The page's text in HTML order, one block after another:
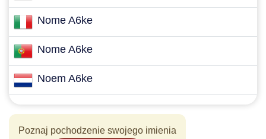
Nome A6ke
Nome A6ke
Noem A6ke
Poznaj pochodzenie swojego imienia